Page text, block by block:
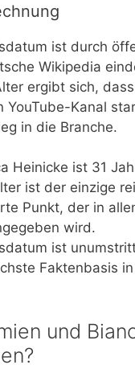
ist durch
Wikipedia
ergibt sich,
YouTube-Kanal
in die Branche.
Heinicke ist 31
ist der einzige
Punkt, der in
wird.
ist
Faktenbasis
und